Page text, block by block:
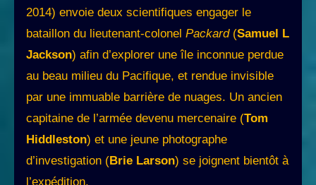
2014) envoie deux scientifiques engager le
bataillon du lieutenant-colonel Packard(Samuel L
Jackson) afin d’explorer une île inconnue perdue
au beau milieu du Pacifique, et rendue invisible
par une immuable barrière de nuages. Un ancien
capitaine de l’armée devenu mercenaire (Tom
Hiddleston) et une jeune photographe
d’investigation (Brie Larson) se joignent bientôt à
l’expédition.